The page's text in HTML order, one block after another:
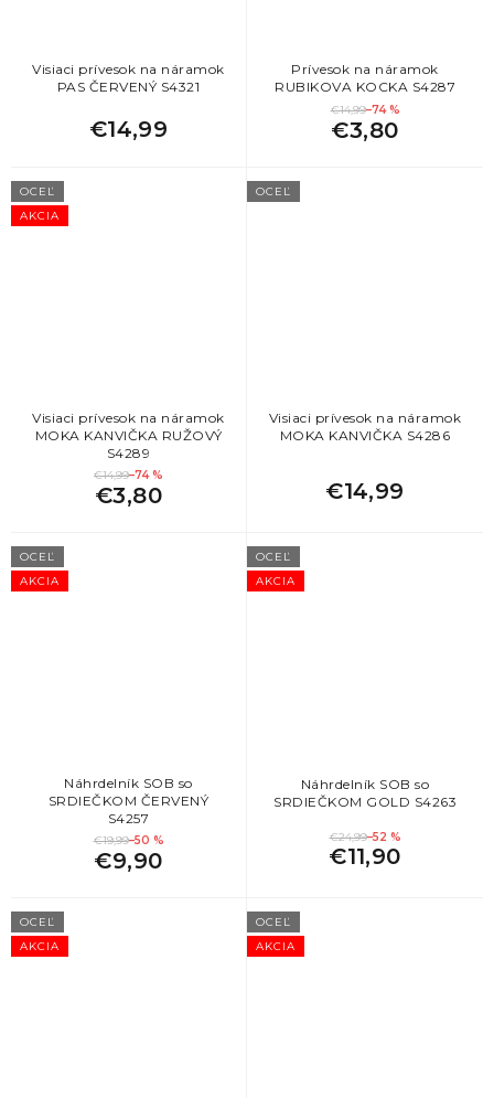
Visiaci prívesok na náramok
PAS ČERVENÝ S4321
€14,99
Prívesok na náramok
RUBIKOVA KOCKA S4287
€14,99–74 %
€3,80
AKCIA
OCEĽ
Visiaci prívesok na náramok
MOKA KANVIČKA RUŽOVÝ
S4289
€14,99–74 %
€3,80
OCEĽ
Visiaci prívesok na náramok
MOKA KANVIČKA S4286
€14,99
AKCIA
OCEĽ
Náhrdelník SOB so
SRDIEČKOM ČERVENÝ
S4257
€19,99–50 %
€9,90
AKCIA
OCEĽ
Náhrdelník SOB so
SRDIEČKOM GOLD S4263
€24,99–52 %
€11,90
AKCIA
OCEĽ
AKCIA
OCEĽ